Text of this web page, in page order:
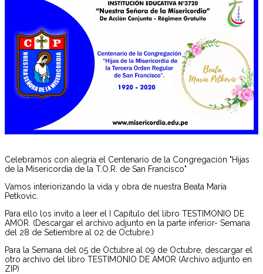
Celebramos con alegría el Centenario de la Congregación "Hijas
de la Misericordia de la T.O.R. de San Francisco"
Vamos interiorizando la vida y obra de nuestra Beata María
Petkovic.
Para ello los invito a leer el I Capítulo del libro TESTIMONIO DE
AMOR. (Descargar el archivo adjunto en la parte inferior- Semana
del 28 de Setiembre al 02 de Octubre.)
Para la Semana del 05 de Octubre al 09 de Octubre, descargar el
otro archivo del libro TESTIMONIO DE AMOR (Archivo adjunto en
ZIP)